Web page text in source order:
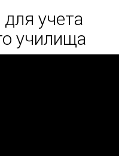
учета
училища